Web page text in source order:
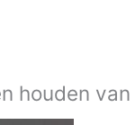
houden